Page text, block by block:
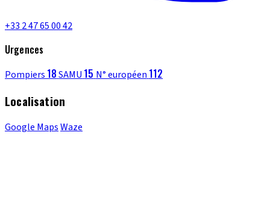
+33 2 47 65 00 42
Urgences
Pompiers 18SAMU 15 N° européen 112
Localisation
Google MapsWaze